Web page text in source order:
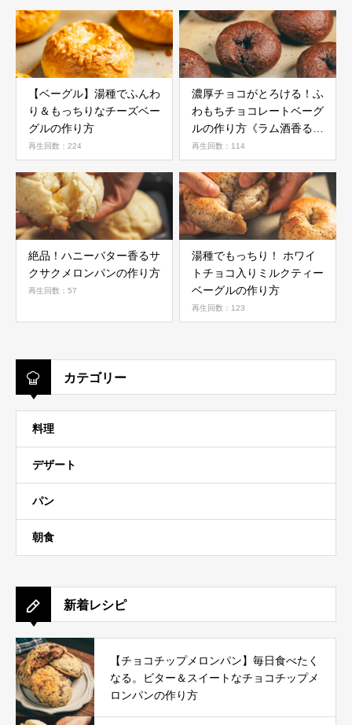
【ベーグル】湯種でふんわ
り＆もっちりなチーズベー
グルの作り方
再生回数：224
濃厚チョコがとろける！ふ
わもちチョコレートベーグ
ルの作り方《ラム酒香る》
《チョコレートレシピ》
再生回数：114
絶品！ハニーバター香るサ
クサクメロンパンの作り方
再生回数：57
湯種でもっちり！ ホワイ
トチョコ入りミルクティー
ベーグルの作り方
再生回数：123
カテゴリー
料理
デザート
パン
朝食
新着レシピ
【チョコチップメロンパン】毎日食べたく
なる。ビター＆スイートなチョコチップメ
ロンパンの作り方